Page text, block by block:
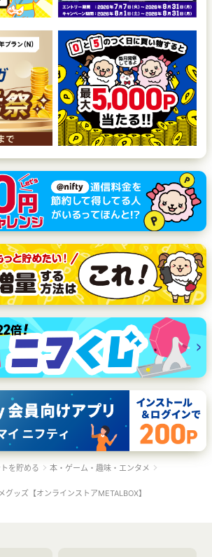
を貯める
本・ゲーム・趣味・エンタメ
ッズ【オンラインストアMETALBOX】